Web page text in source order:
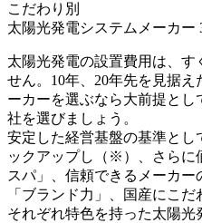
こだわり別
太陽光発電システムメーカー
太陽光発電の設置費用は、す
せん。10年、20年先を見据
ーカーを選ぶなら大前提とし
社を選びましょう。
安定した経営基盤の基準とし
ックアップし（※）、さらに
スパ」、信頼できるメーカ
「ブランド力」、国産にこ
それぞれ特色を持った太陽